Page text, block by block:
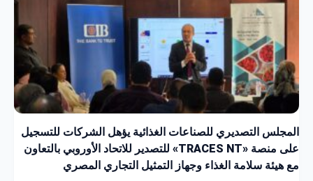
المجلس التصديري للصناعات الغذائية يؤهل الشركات للتسجيل
على منصة «TRACES NT» للتصدير للاتحاد الأوروبي بالتعاون
مع هيئة سلامة الغذاء وجهاز التمثيل التجاري المصري